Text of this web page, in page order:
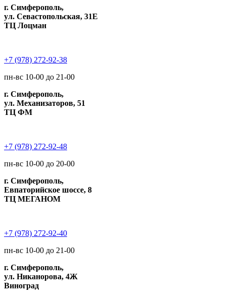
г. Симферополь,
ул. Севастопольская, 31Е
ТЦ Лоцман
+7 (978) 272-92-38
пн-вс 10-00 до 21-00
г. Симферополь,
ул. Механизаторов, 51
ТЦ ФМ
+7 (978) 272-92-48
пн-вс 10-00 до 20-00
г. Симферополь,
Евпаторийское шоссе, 8
ТЦ МЕГАНОМ
+7 (978) 272-92-40
пн-вс 10-00 до 21-00
г. Симферополь,
ул. Никанорова, 4Ж
Виноград